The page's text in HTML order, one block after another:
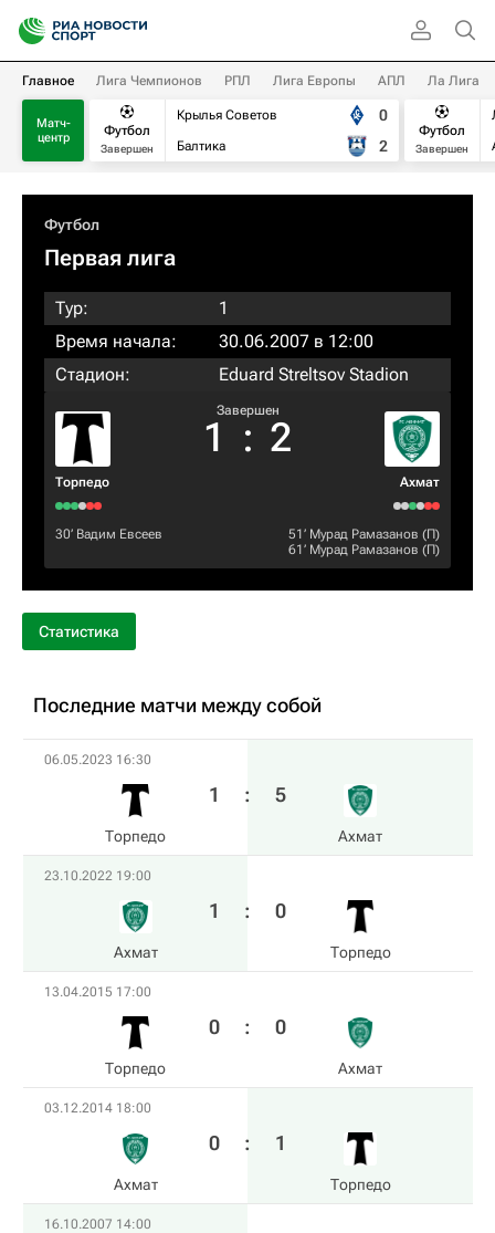
Главное Лига Чемпионов РПЛ Лига Европы АПЛ Ла Лига
Матч-
центр
Футбол
Завершен
Крылья Советов
Балтика
0
2
Футбол
Завершен
Футбол
Первая лига
Тур:
1
Время начала:
30.06.2007 в 12:00
Стадион:
Eduard Streltsov Stadion
Торпедо
Завершен
1 : 2
Ахмат
30‎’‎ Вадим Евсеев 51‎’‎ Мурад Рамазанов (П)
61‎’‎ Мурад Рамазанов (П)
Статистика
Последние матчи между собой
06.05.2023 16:30
Торпедо
1 : 5
Ахмат
23.10.2022 19:00
Ахмат
1 : 0
Торпедо
13.04.2015 17:00
Торпедо
0 : 0
Ахмат
03.12.2014 18:00
Ахмат
0 : 1
Торпедо
16.10.2007 14:00